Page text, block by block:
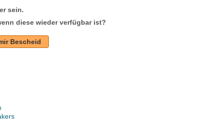
sein.
diese wieder verfügbar ist?
Bescheid